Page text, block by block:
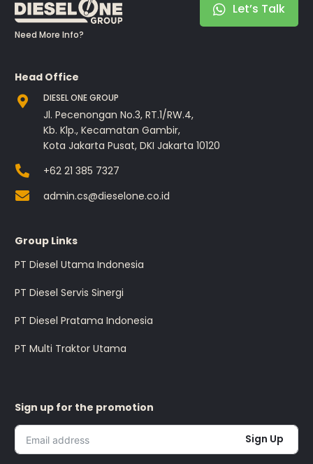
Need More Info?
Let’s Talk
Head Office
DIESEL ONE GROUP
Jl. Pecenongan No.3, RT.1/RW.4,
Kb. Klp., Kecamatan Gambir,
Kota Jakarta Pusat, DKI Jakarta 10120
+62 21 385 7327
admin.cs@dieselone.co.id
Group Links
PT Diesel Utama Indonesia
PT Diesel Servis Sinergi
PT Diesel Pratama Indonesia
PT Multi Traktor Utama
Sign up for the promotion
Sign Up